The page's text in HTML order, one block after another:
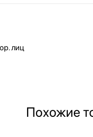
лиц
Похожие